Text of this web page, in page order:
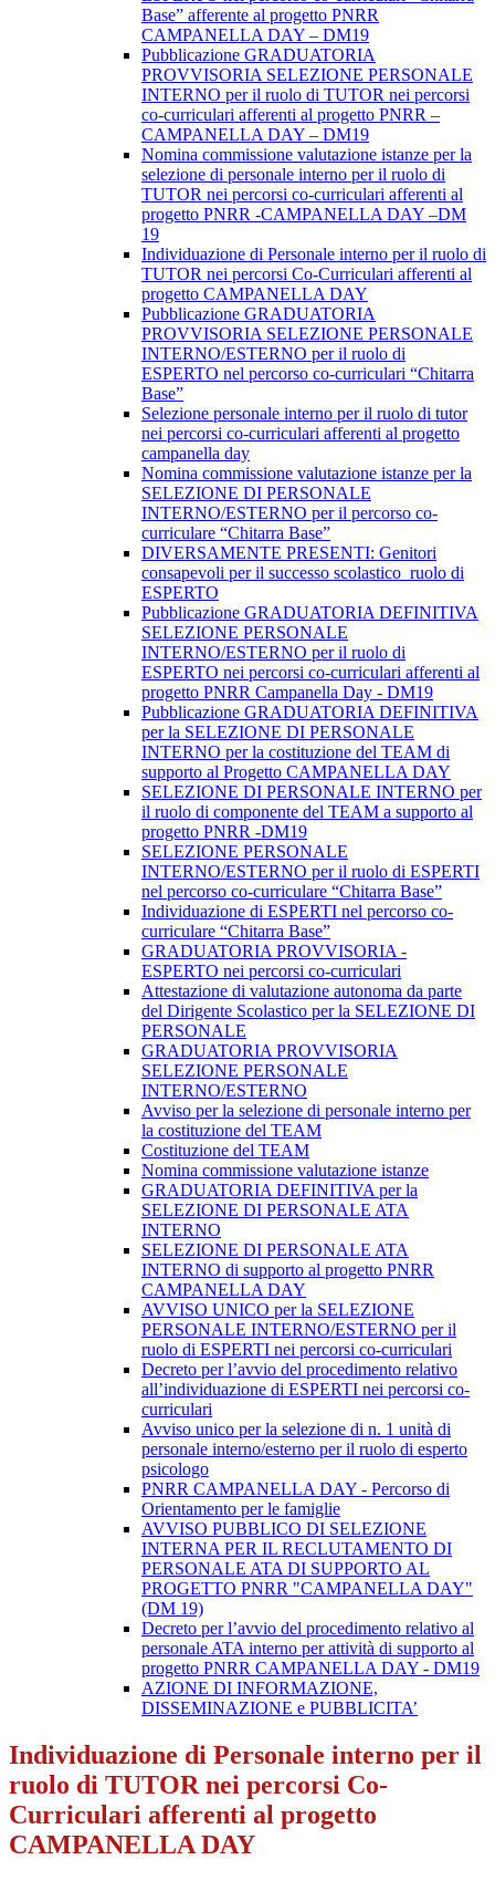
Base” afferente al progetto PNRR
CAMPANELLA DAY – DM19
Pubblicazione GRADUATORIA
PROVVISORIA SELEZIONE PERSONALE
INTERNO per il ruolo di TUTOR nei percorsi
co-curriculari afferenti al progetto PNRR –
CAMPANELLA DAY – DM19
Nomina commissione valutazione istanze per la
selezione di personale interno per il ruolo di
TUTOR nei percorsi co-curriculari afferenti al
progetto PNRR -CAMPANELLA DAY –DM
19
Individuazione di Personale interno per il ruolo di
TUTOR nei percorsi Co-Curriculari afferenti al
progetto CAMPANELLA DAY
Pubblicazione GRADUATORIA
PROVVISORIA SELEZIONE PERSONALE
INTERNO/ESTERNO per il ruolo di
ESPERTO nel percorso co-curriculari “Chitarra
Base”
Selezione personale interno per il ruolo di tutor
nei percorsi co-curriculari afferenti al progetto
campanella day
Nomina commissione valutazione istanze per la
SELEZIONE DI PERSONALE
INTERNO/ESTERNO per il percorso co-
curriculare “Chitarra Base”
DIVERSAMENTE PRESENTI: Genitori
consapevoli per il successo scolastico_ruolo di
ESPERTO
Pubblicazione GRADUATORIA DEFINITIVA
SELEZIONE PERSONALE
INTERNO/ESTERNO per il ruolo di
ESPERTO nei percorsi co-curriculari afferenti al
progetto PNRR Campanella Day - DM19
Pubblicazione GRADUATORIA DEFINITIVA
per la SELEZIONE DI PERSONALE
INTERNO per la costituzione del TEAM di
supporto al Progetto CAMPANELLA DAY
SELEZIONE DI PERSONALE INTERNO per
il ruolo di componente del TEAM a supporto al
progetto PNRR -DM19
SELEZIONE PERSONALE
INTERNO/ESTERNO per il ruolo di ESPERTI
nel percorso co-curriculare “Chitarra Base”
Individuazione di ESPERTI nel percorso co-
curriculare “Chitarra Base”
GRADUATORIA PROVVISORIA -
ESPERTO nei percorsi co-curriculari
Attestazione di valutazione autonoma da parte
del Dirigente Scolastico per la SELEZIONE DI
PERSONALE
GRADUATORIA PROVVISORIA
SELEZIONE PERSONALE
INTERNO/ESTERNO
Avviso per la selezione di personale interno per
la costituzione del TEAM
Costituzione del TEAM
Nomina commissione valutazione istanze
GRADUATORIA DEFINITIVA per la
SELEZIONE DI PERSONALE ATA
INTERNO
SELEZIONE DI PERSONALE ATA
INTERNO di supporto al progetto PNRR
CAMPANELLA DAY
AVVISO UNICO per la SELEZIONE
PERSONALE INTERNO/ESTERNO per il
ruolo di ESPERTI nei percorsi co-curriculari
Decreto per l’avvio del procedimento relativo
all’individuazione di ESPERTI nei percorsi co-
curriculari
Avviso unico per la selezione di n. 1 unità di
personale interno/esterno per il ruolo di esperto
psicologo
PNRR CAMPANELLA DAY - Percorso di
Orientamento per le famiglie
AVVISO PUBBLICO DI SELEZIONE
INTERNA PER IL RECLUTAMENTO DI
PERSONALE ATA DI SUPPORTO AL
PROGETTO PNRR "CAMPANELLA DAY"
(DM 19)
Decreto per l’avvio del procedimento relativo al
personale ATA interno per attività di supporto al
progetto PNRR CAMPANELLA DAY - DM19
AZIONE DI INFORMAZIONE,
DISSEMINAZIONE e PUBBLICITA’
Individuazione di Personale interno per il
ruolo di TUTOR nei percorsi Co-
Curriculari afferenti al progetto
CAMPANELLA DAY